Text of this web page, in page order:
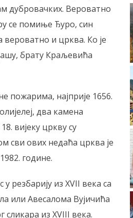
дубровачких. Вероватно
се помиње Ђуро, син
вероватно и црква. Ко је
брату Краљевића
пожарима, најприје 1656.
два камена
вијеку цркву су
сви ових недаћа црква је
године.
резбарију из XVII века са
или Авесалома Вујичића
сликара из XVIII века.